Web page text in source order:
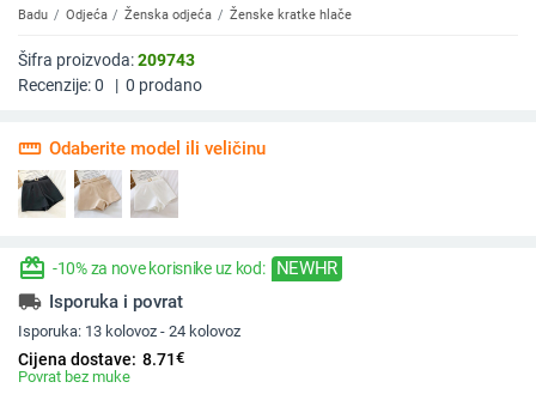
Badu Odjeća Ženska odjeća Ženske kratke hlače
Šifra proizvoda:209743
Recenzije:0 | 0 prodano
straighten Odaberite model ili veličinu
redeem -10% za nove korisnike uz kod: NEWHR
local_shipping Isporuka i povrat
Isporuka: 13 kolovoz - 24 kolovoz
Cijena dostave: 8.71€
Povrat bez muke